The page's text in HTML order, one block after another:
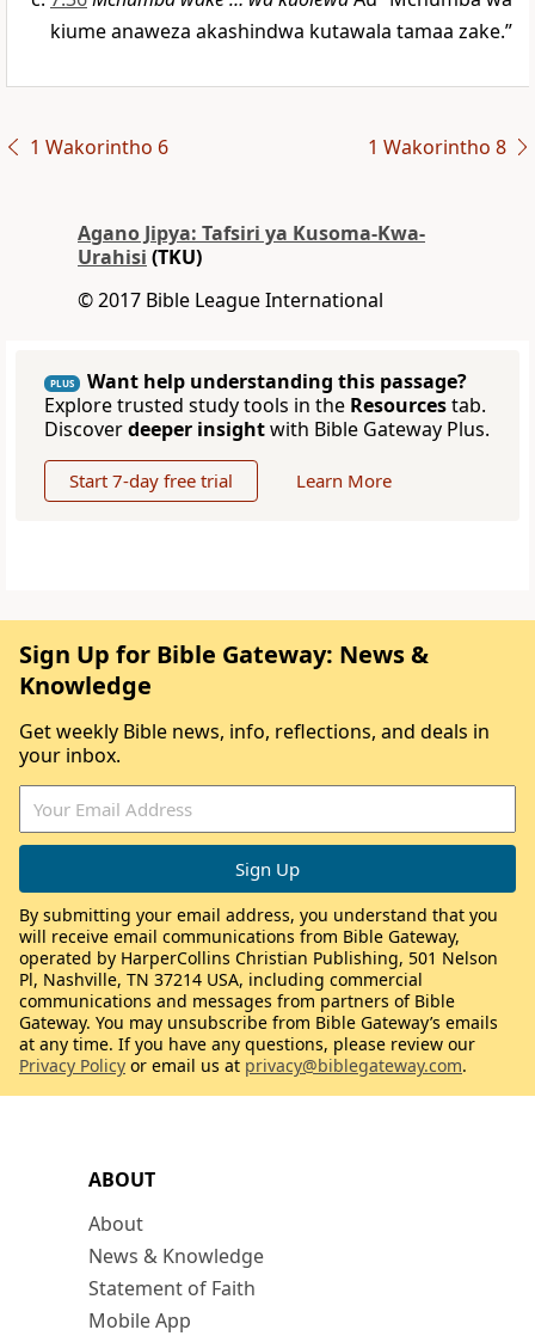
kiume anaweza akashindwa kutawala tamaa zake.”
1 Wakorintho 6 1 Wakorintho 8
Agano Jipya: Tafsiri ya Kusoma-Kwa-
Urahisi (TKU)
© 2017 Bible League International
PLUS
Want help understanding this passage?
Explore trusted study tools in the Resourcestab.
Discoverdeeper insightwith Bible Gateway Plus.
Start 7-day free trial Learn More
ABOUT
About
News & Knowledge
Statement of Faith
Mobile App
Sign Up for Bible Gateway: News &
Knowledge
Get weekly Bible news, info, reflections, and deals in
your inbox.
By submitting your email address, you understand that you
will receive email communications from Bible Gateway,
operated by HarperCollins Christian Publishing, 501 Nelson
Pl, Nashville, TN 37214 USA, including commercial
communications and messages from partners of Bible
Gateway. You may unsubscribe from Bible Gateway’s emails
at any time. If you have any questions, please review our
Privacy Policy or email us at privacy@biblegateway.com.